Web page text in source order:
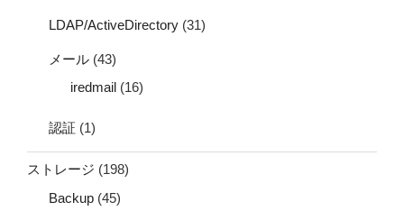
LDAP/ActiveDirectory (31)
メール (43)
iredmail (16)
認証 (1)
ストレージ (198)
Backup (45)